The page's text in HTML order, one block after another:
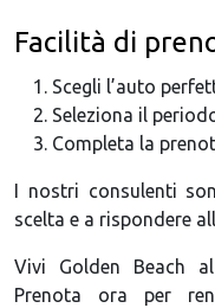
Facilità di
Scegli l’auto
Seleziona il
Completa la
I nostri consulenti
scelta e a rispondere
Vivi Golden Beach
Prenota ora per